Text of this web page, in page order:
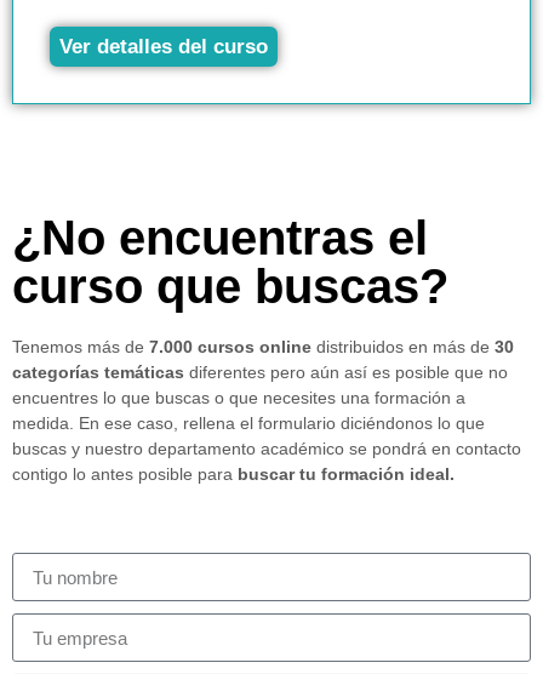
Ver detalles del curso
¿No encuentras el
curso que buscas?
Tenemos más de 7.000 cursos online distribuidos en más de 30
categorías temáticas diferentes pero aún así es posible que no
encuentres lo que buscas o que necesites una formación a
medida. En ese caso, rellena el formulario diciéndonos lo que
buscas y nuestro departamento académico se pondrá en contacto
contigo lo antes posible para buscar tu formación ideal.